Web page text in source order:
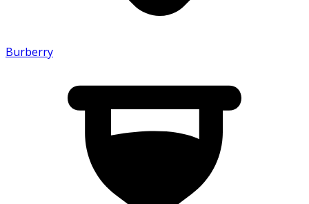
Burberry